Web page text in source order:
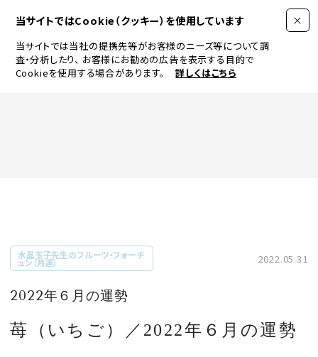
当サイトではCookie（クッキー）を使用しています
当サイトでは当社の提携先等がお客様のニーズ等について調
査・分析したり、 お客様にお勧めの広告を表示する目的で
Cookieを使用する場合があります。
詳しくはこちら
JEWELRY & WATCH
CULTURE
水晶玉子先生のフルーツ・フォーチ
ュン（月運） 2022.05.31
2022年６月の運勢
苺（いちご）／2022年６月の運勢